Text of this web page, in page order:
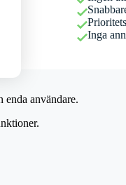
Inga
användare.